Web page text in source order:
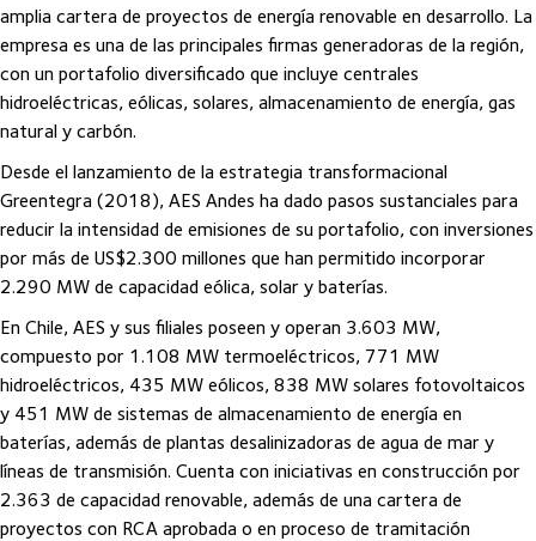
amplia cartera de proyectos de energía renovable en desarrollo. La
empresa es una de las principales firmas generadoras de la región,
con un portafolio diversificado que incluye centrales
hidroeléctricas, eólicas, solares, almacenamiento de energía, gas
natural y carbón.
Desde el lanzamiento de la estrategia transformacional
Greentegra (2018), AES Andes ha dado pasos sustanciales para
reducir la intensidad de emisiones de su portafolio, con inversiones
por más de US$2.300 millones que han permitido incorporar
2.290 MW de capacidad eólica, solar y baterías.
En Chile, AES y sus filiales poseen y operan 3.603 MW,
compuesto por 1.108 MW termoeléctricos, 771 MW
hidroeléctricos, 435 MW eólicos, 838 MW solares fotovoltaicos
y 451 MW de sistemas de almacenamiento de energía en
baterías, además de plantas desalinizadoras de agua de mar y
líneas de transmisión. Cuenta con iniciativas en construcción por
2.363 de capacidad renovable, además de una cartera de
proyectos con RCA aprobada o en proceso de tramitación